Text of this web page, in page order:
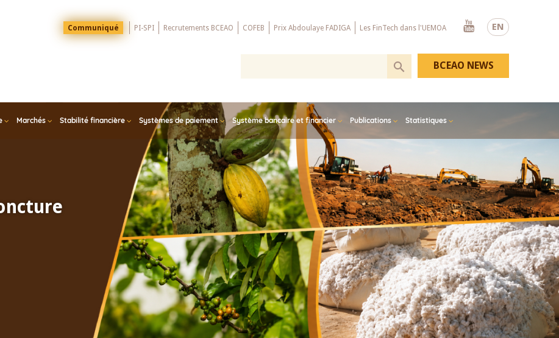
EN
Menu
Top
Communiqué PI-SPI Recrutements BCEAO COFEB Prix Abdoulaye FADIGA Les FinTech dans l'UEMOA
Youtube
Marchés Stabilité financière Systèmes de paiement Système bancaire et financier Publications Statistiques
BCEAO NEWS